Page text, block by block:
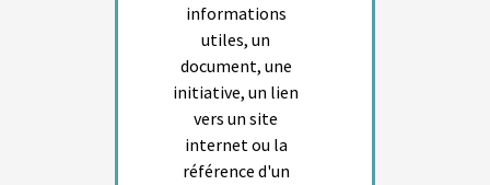
informations
utiles, un
document, une
initiative, un lien
vers un site
internet ou la
référence d'un